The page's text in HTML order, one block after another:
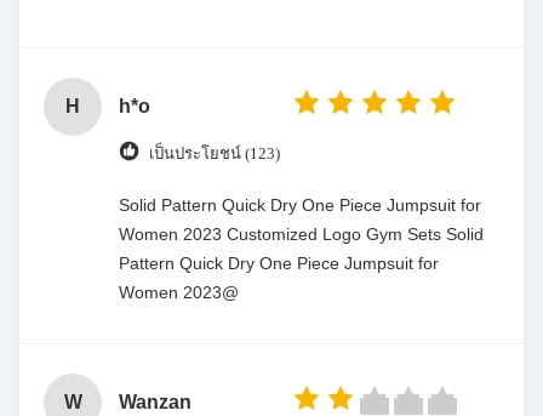
H h*o
เป็นประโยชน์ (123)
Solid Pattern Quick Dry One Piece Jumpsuit for
Women 2023 Customized Logo Gym Sets Solid
Pattern Quick Dry One Piece Jumpsuit for
Women 2023@
W Wanzan